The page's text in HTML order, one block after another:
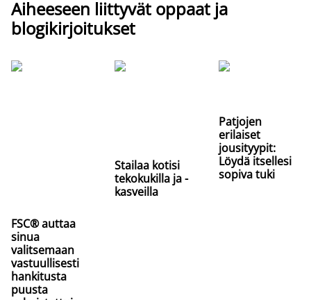
Aiheeseen liittyvät oppaat ja
blogikirjoitukset
FSC® auttaa
sinua
valitsemaan
vastuullisesti
hankitusta
puusta
Stailaa kotisi
tekokukilla ja -
kasveilla
Patjojen
erilaiset
jousityypit:
Löydä itsellesi
sopiva tuki